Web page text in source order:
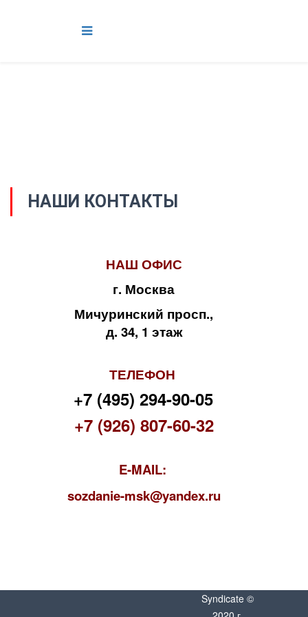
НАШИ КОНТАКТЫ
НАШ ОФИС
г. Москва
Мичуринский просп.,
д. 34, 1 этаж
ТЕЛЕФОН
+7 (495) 294-90-05
+7 (926) 807-60-32
E-MAIL:
sozdanie-msk@yandex.ru
Syndicate ©